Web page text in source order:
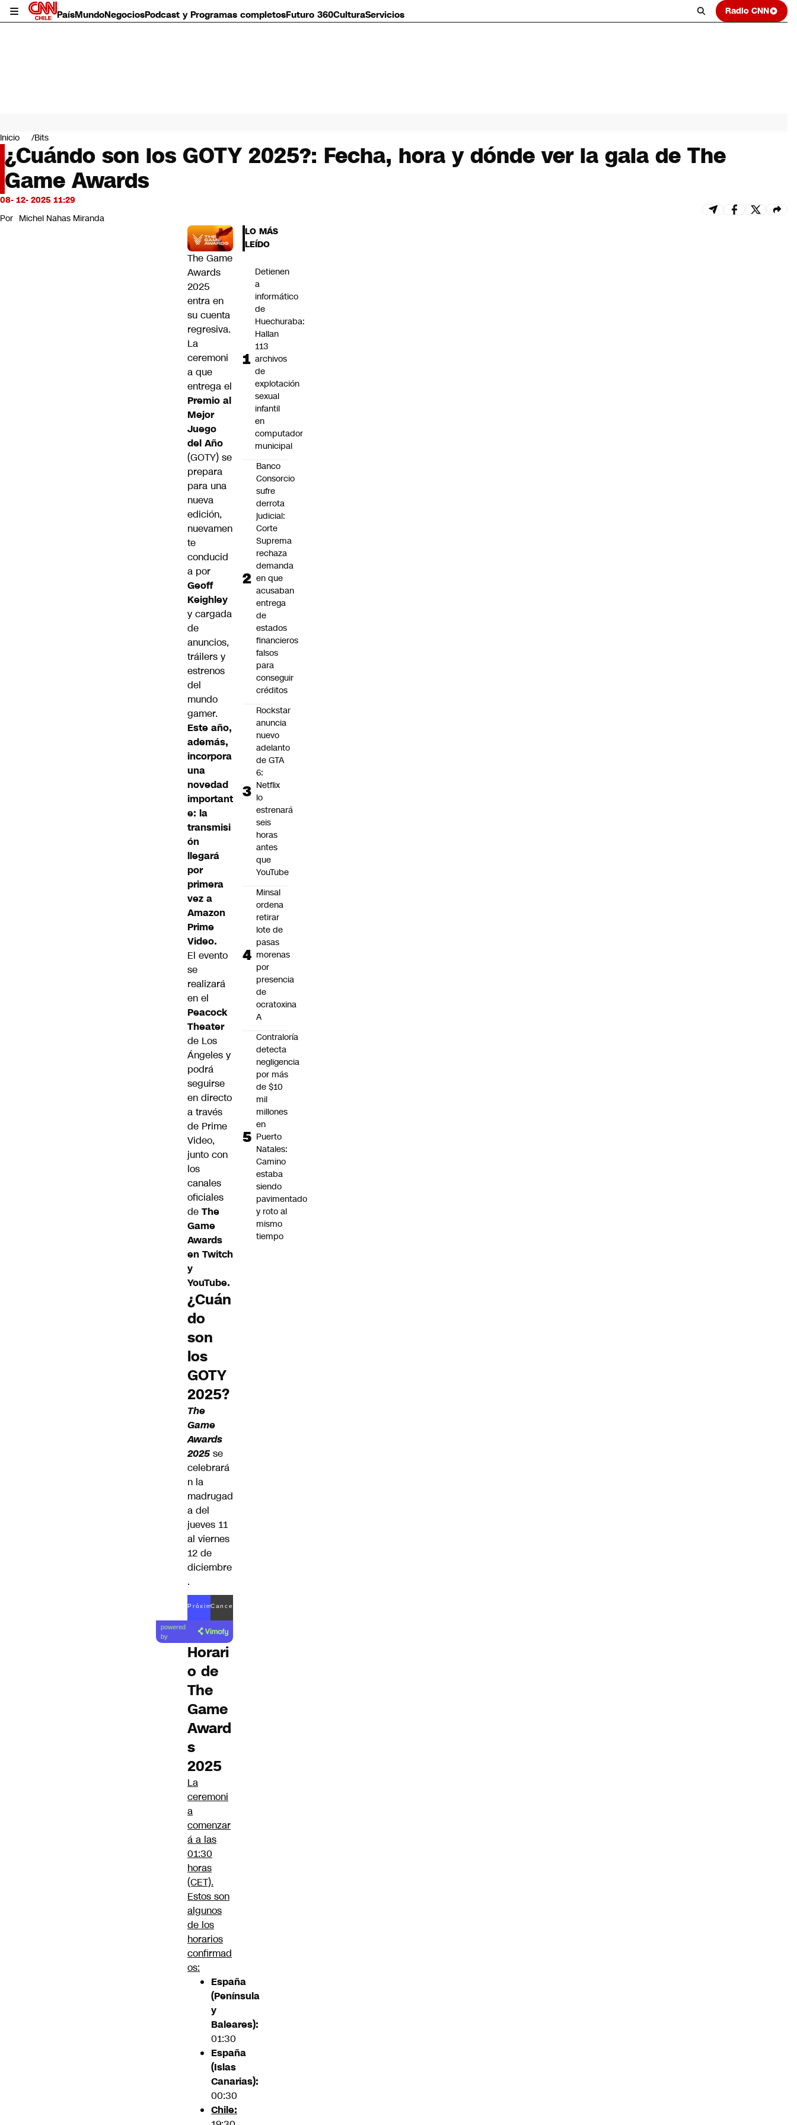
PaísMundoNegociosPodcast y Programas completosFuturo 360CulturaServicios Radio CNN
Mundo
Negocios
Deportes
Programas completos
Cultura
Servicios
Bits
CNN Data
Inicio Bits
¿Cuándo son los GOTY 2025?: Fecha, hora y dónde ver la gala de The
Game Awards
08- 12- 2025 11:29
Por Michel Nahas Miranda
The Game
Awards
2025
entra en
su cuenta
regresiva.
La
ceremoni
a que
entrega el
Premio al
Mejor
Juego
del Año
(GOTY) se
prepara
para una
nueva
edición,
nuevamen
te
conducid
a por
Geoff
Keighley
y cargada
de
anuncios,
tráilers y
estrenos
del
mundo
gamer.
Este año,
además,
incorpora
una
novedad
important
e: la
transmisi
ón
llegará
por
primera
vez a
Amazon
Prime
Video.
El evento
se
realizará
en el
Peacock
Theater
de Los
Ángeles y
podrá
seguirse
en directo
a través
de Prime
Video,
junto con
los
canales
oficiales
de The
Game
Awards
en Twitch
y
YouTube.
¿Cuán
do
son
los
GOTY
2025?
The
Game
Awards
2025 se
celebrará
n la
madrugad
a del
jueves 11
al viernes
12 de
diciembre
.
Lea el
artículo
Próximo
en 1
Cancelar
powered
by
Horari
o de
The
Game
Award
s
2025
La
ceremoni
a
comenzar
á a las
01:30
horas
(CET).
Estos son
algunos
de los
horarios
confirmad
os:
España
(Península
y
Baleares):
01:30
España
(Islas
Canarias):
00:30
Chile:
LO MÁS
LEÍDO
Detienen
a
informático
de
Huechuraba:
Hallan
113
archivos
de
explotación
sexual
infantil
en
computador
municipal
Banco
Consorcio
sufre
derrota
judicial:
Corte
Suprema
rechaza
demanda
en que
acusaban
entrega
de
estados
financieros
falsos
para
conseguir
créditos
Rockstar
anuncia
nuevo
adelanto
de GTA
6:
Netflix
lo
estrenará
seis
horas
antes
que
YouTube
Minsal
ordena
retirar
lote de
pasas
morenas
por
presencia
de
ocratoxina
A
Contraloría
detecta
negligencia
por más
de $10
mil
millones
en
Puerto
Natales:
Camino
estaba
siendo
pavimentado
y roto al
mismo
tiempo